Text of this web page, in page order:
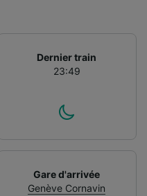
Dernier train
23:49
Gare d'arrivée
Genève Cornavin